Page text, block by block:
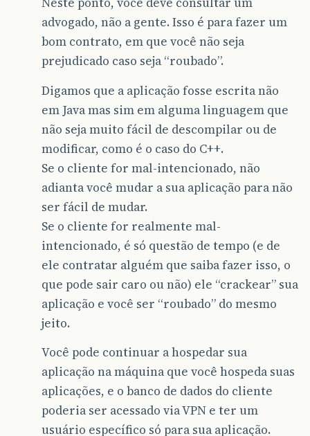
advogado, não a gente. Isso é para fazer um
bom contrato, em que você não seja
prejudicado caso seja “roubado”.
Digamos que a aplicação fosse escrita não
em Java mas sim em alguma linguagem que
não seja muito fácil de descompilar ou de
modificar, como é o caso do C++.
Se o cliente for mal-intencionado, não
adianta você mudar a sua aplicação para não
ser fácil de mudar.
Se o cliente for realmente mal-
intencionado, é só questão de tempo (e de
ele contratar alguém que saiba fazer isso, o
que pode sair caro ou não) ele “crackear” sua
aplicação e você ser “roubado” do mesmo
jeito.
Você pode continuar a hospedar sua
aplicação na máquina que você hospeda suas
aplicações, e o banco de dados do cliente
poderia ser acessado via VPN e ter um
usuário específico só para sua aplicação.